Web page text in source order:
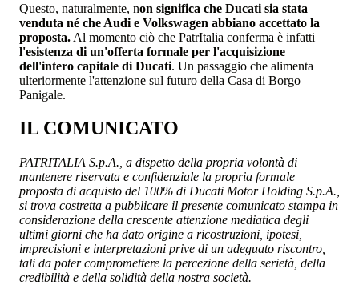
Questo, naturalmente, non significa che Ducati sia stata
venduta né che Audi e Volkswagen abbiano accettato la
proposta. Al momento ciò che PatrItalia conferma è infatti
l'esistenza di un'offerta formale per l'acquisizione
dell'intero capitale di Ducati. Un passaggio che alimenta
ulteriormente l'attenzione sul futuro della Casa di Borgo
Panigale.
IL COMUNICATO
PATRITALIA S.p.A., a dispetto della propria volontà di
mantenere riservata e confidenziale la propria formale
proposta di acquisto del 100% di Ducati Motor Holding S.p.A.,
si trova costretta a pubblicare il presente comunicato stampa in
considerazione della crescente attenzione mediatica degli
ultimi giorni che ha dato origine a ricostruzioni, ipotesi,
imprecisioni e interpretazioni prive di un adeguato riscontro,
tali da poter compromettere la percezione della serietà, della
credibilità e della solidità della nostra società.